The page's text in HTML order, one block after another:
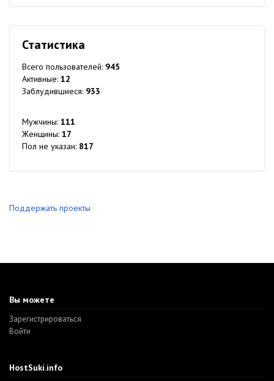
Статистика
Всего пользователей: 945
Активные: 12
Заблудившиеся: 933
Мужчины: 111
Женщины: 17
Пол не указан: 817
Поддержать проекты
Вы можете
Зарегистрироваться
Войти
HostSuki.info